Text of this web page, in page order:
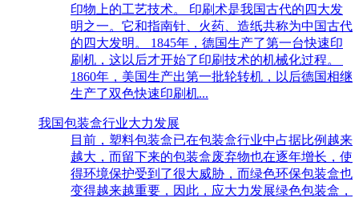
印物上的工艺技术。 印刷术是我国古代的四大发
明之一。它和指南针、火药、造纸共称为中国古代
的四大发明。 1845年，德国生产了第一台快速印
刷机，这以后才开始了印刷技术的机械化过程。
1860年，美国生产出第一批轮转机，以后德国相继
生产了双色快速印刷机...
我国包装盒行业大力发展
目前，塑料包装盒已在包装盒行业中占据比例越来
越大，而留下来的包装盒废弃物也在逐年增长，使
得环境保护受到了很大威胁，而绿色环保包装盒也
变得越来越重要，因此，应大力发展绿色包装盒，